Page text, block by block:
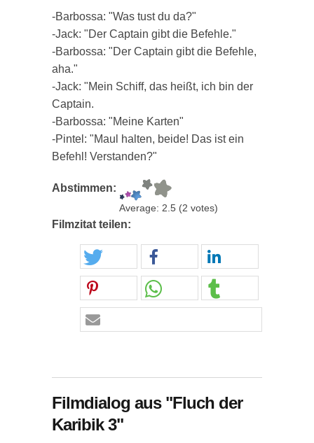
-Barbossa: "Was tust du da?"
-Jack: "Der Captain gibt die Befehle."
-Barbossa: "Der Captain gibt die Befehle,
aha."
-Jack: "Mein Schiff, das heißt, ich bin der
Captain.
-Barbossa: "Meine Karten"
-Pintel: "Maul halten, beide! Das ist ein
Befehl! Verstanden?"
Abstimmen:
Average: 2.5 (2 votes)
Filmzitat teilen:
Filmdialog aus "Fluch der
Karibik 3"